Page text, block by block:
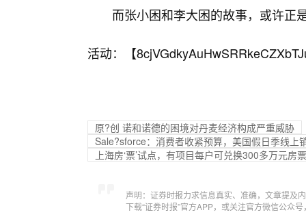
而张小困和李大困的故事，或许正
活动：【
原?创 诺和诺德的困境对丹麦经济构成严重威胁
Sale?sforce：消费者收紧预算，美国假日季线上
上海房‘票’试点，有项目每户可兑换300多万元房票
声明：证券时报力求信息真实、准确，文章提及
下载“证券时报”官方APP，或关注官方微信公众